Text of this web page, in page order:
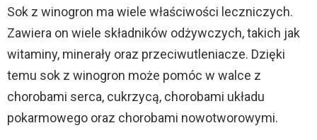
Sok z winogron ma wiele właściwości leczniczych.
Zawiera on wiele składników odżywczych, takich jak
witaminy, minerały oraz przeciwutleniacze. Dzięki
temu sok z winogron może pomóc w walce z
chorobami serca, cukrzycą, chorobami układu
pokarmowego oraz chorobami nowotworowymi.